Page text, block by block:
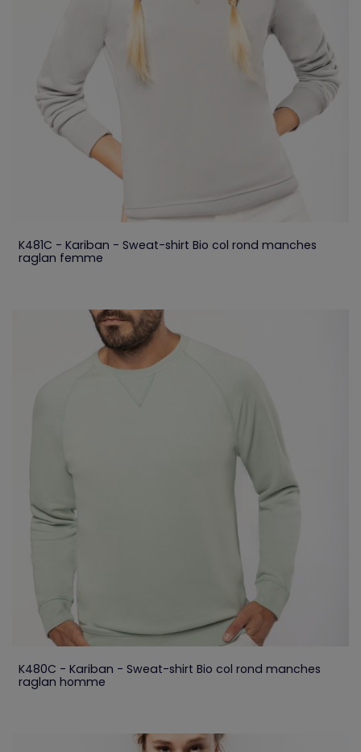
K481C - Kariban - Sweat-shirt Bio col rond manches
raglan femme
K480C - Kariban - Sweat-shirt Bio col rond manches
raglan homme